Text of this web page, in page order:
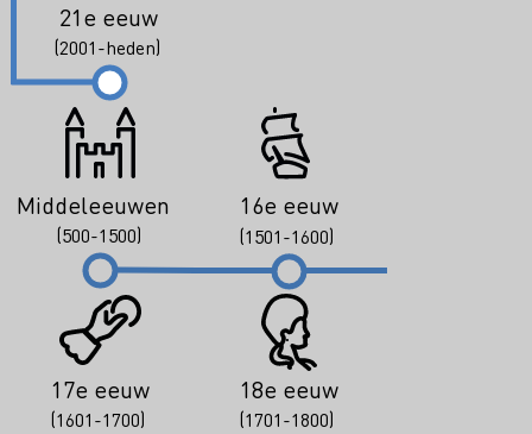
21e eeuw
(2001-heden)
Middeleeuwen
(500-1500)
16e eeuw
(1501-1600)
17e eeuw
(1601-1700)
18e eeuw
(1701-1800)